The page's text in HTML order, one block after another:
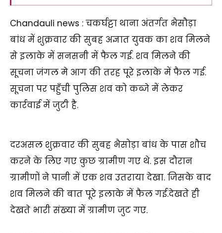
Chandauli news : चकर्घट्टा थाना अंतर्गत भैसौड़ा
बांध में शुक्रवार की सुबह अज्ञात युवक का शव मिलने
से इलाके में सनसनी में फैल गई. शव मिलने की
सूचना जंगल मे आग की तरह पूरे इलाके में फैल गई.
सूचना पर पहुँची पुलिस शव को कब्जे में लेकर
कार्रवाई में जुटी है.
दरअसल शुक्रवार की सुबह भैसोड़ा बांध के पास शौच
करने के लिए गए कुछ ग्रामीण गए थे. इस दौरान
ग्रामीणों ने पानी में एक शव उतराया देखा. जिसके बाद
शव मिलने की बात पूरे इलाके में फैल गई.देखते ही
देखते भारी संख्या में ग्रामीण जुट गए.